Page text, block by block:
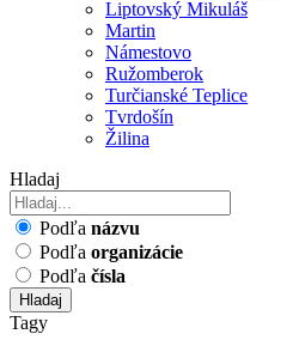
Liptovský Mikuláš
Martin
Námestovo
Ružomberok
Turčianské Teplice
Tvrdošín
Žilina
Hladaj
Podľa názvu
Podľa organizácie
Podľa čísla
Hladaj
Tagy